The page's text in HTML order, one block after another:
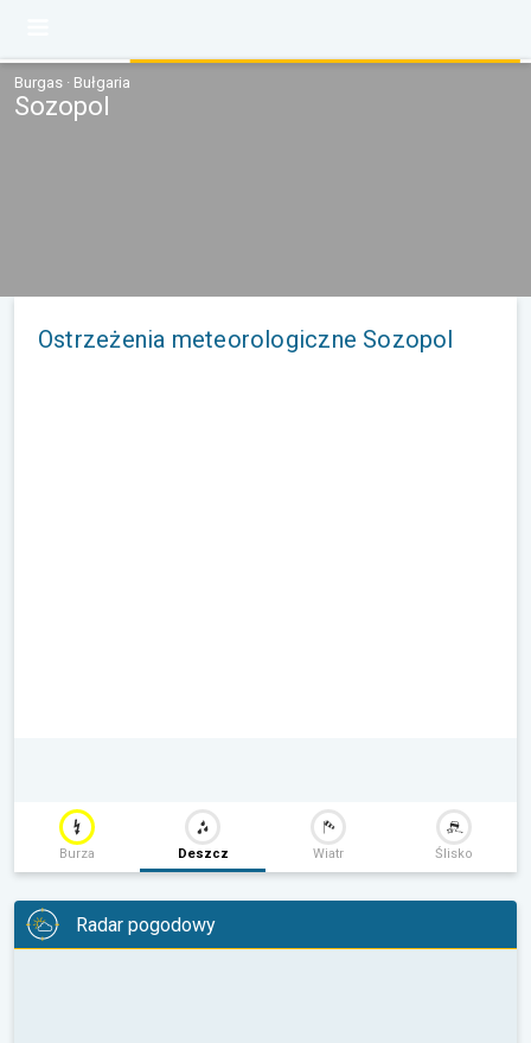
Burgas · Bułgaria
Sozopol
Ostrzeżenia meteorologiczne Sozopol
Burza Deszcz Wiatr Ślisko
Radar pogodowy